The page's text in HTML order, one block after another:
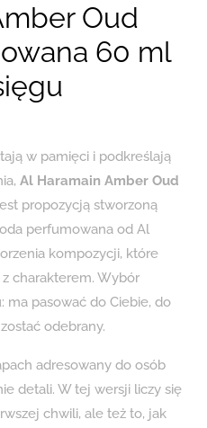
Oud
60 ml
w pamięci i podkreślają
Al Haramain Amber Oud
propozycją stworzoną
perfumowana od Al
kompozycji, które
charakterem. Wybór
ma pasować do Ciebie, do
odebrany.
adresowany do osób
detali. W tej wersji liczy się
chwili, ale też to, jak